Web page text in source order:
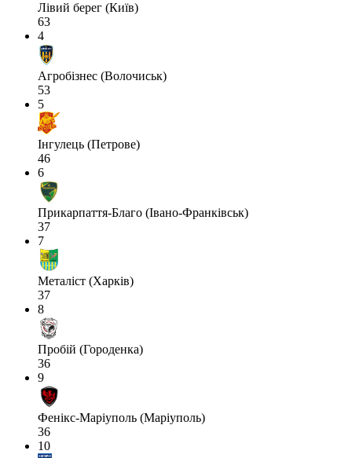
Лівий берег (Київ)
63
4
Агробізнес (Волочиськ)
53
5
Інгулець (Петрове)
46
6
Прикарпаття-Благо (Івано-Франківськ)
37
7
Металіст (Харків)
37
8
Пробій (Городенка)
36
9
Фенікс-Маріуполь (Маріуполь)
36
10